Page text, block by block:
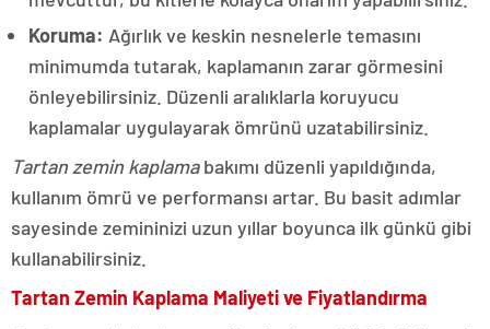
Koruma: Ağırlık ve keskin nesnelerle temasını
minimumda tutarak, kaplamanın zarar görmesini
önleyebilirsiniz. Düzenli aralıklarla koruyucu
kaplamalar uygulayarak ömrünü uzatabilirsiniz.
Tartan zemin kaplamabakımı düzenli yapıldığında,
kullanım ömrü ve performansı artar. Bu basit adımlar
sayesinde zemininizi uzun yıllar boyunca ilk günkü gibi
kullanabilirsiniz.
Tartan Zemin Kaplama Maliyeti ve Fiyatlandırma